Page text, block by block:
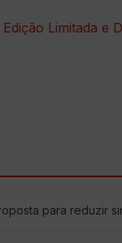
Limitada e
para reduzir